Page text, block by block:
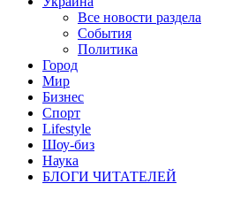
Все новости раздела
События
Политика
Город
Мир
Бизнес
Спорт
Lifestyle
Шоу-биз
Наука
БЛОГИ ЧИТАТЕЛЕЙ